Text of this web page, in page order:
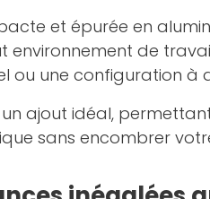
et épurée en
de
ou une configuration à
ajout idéal,
sans encombrer